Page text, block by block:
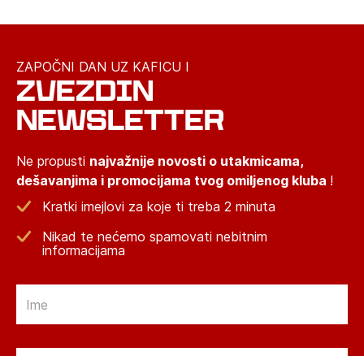
ZAPOČNI DAN UZ KAFICU I
ZVEZDIN
NEWSLETTER
Ne propusti najvažnije novosti o utakmicama,
dešavanjima i promocijama tvog omiljenog kluba !
Kratki imejlovi za koje ti treba 2 minuta
Nikad te nećemo spamovati nebitnim
informacijama